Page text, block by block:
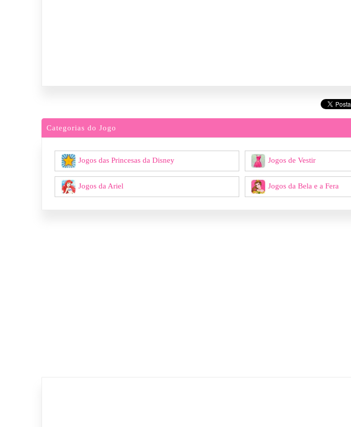
Categorias do Jogo
Jogos das Princesas da Disney Jogos de Vestir
Jogos da Ariel Jogos da Bela e a Fera